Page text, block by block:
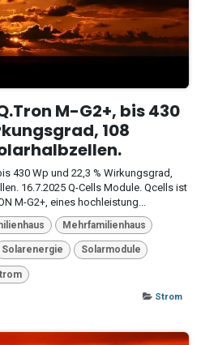
M-G2+, bis 430
108
430 Wp und 22,3 % Wirkungsgrad,
16.7.2025 Q-Cells Module. Qcells ist
M-G2+, eines hochleistung...
Mehrfamilienhaus
Solarenergie Solarmodule
Strom